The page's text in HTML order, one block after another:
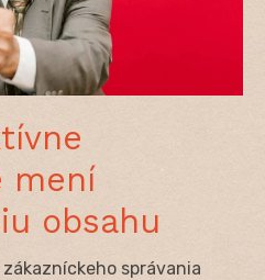
mení
obsahu
správania